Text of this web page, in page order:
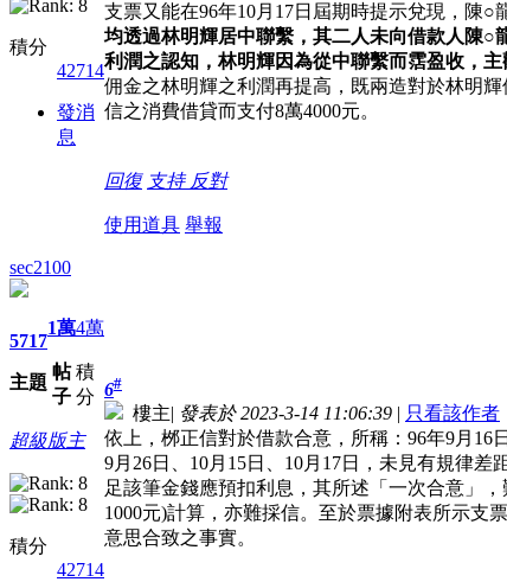
積分
42714
發消
息
支票又能在96年10月17日屆期時提示兌現，陳
均透過林明輝居中聯繫，其二人未向借款人陳
利潤之認知，林明輝因為從中聯繫而霑盈收，
佣金之林明輝之利潤再提高，既兩造對於林明
信之消費借貸而支付8萬4000元。
回復 支持 反對
使用道具 舉報
sec2100
5717
主題
1萬
帖
子
4萬
積
分
超級版主
積分
42714
6#
樓主| 發表於 2023-3-14 11:06:39 | 只看該作者
依上，桞正信對於借款合意，所稱：96年9月16
9月26日、10月15日、10月17日，未見有規律
足該筆金錢應預扣利息，其所述「一次合意」
1000元)計算，亦難採信。至於票據附表所示支
意思合致之事實。